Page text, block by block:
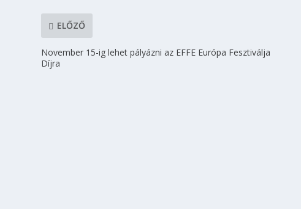
ELŐZŐ
November 15-ig lehet pályázni az EFFE Európa Fesztiválja
Díjra